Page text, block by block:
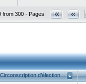
from 300 - Pages:
Circonscription d’élection